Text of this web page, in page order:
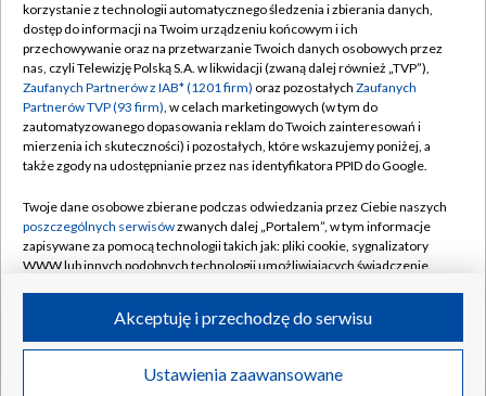
TVP
Abonament TVP
Emisja w TVP
Centrum informacji TVP
Naziemna Telewizja Cyfrowa
Rada Programowa
System NOS
Informacje o nadawcy
Program dla prasy
Regulamin TVP
Polityka prywatności
Moje zgody
Pomoc
Kontakt
Kanały
©2026 Telewizja Polska S.A. w likwidacji
korzystanie z technologii automatycznego śledzenia i zbierania danych,
dostęp do informacji na Twoim urządzeniu końcowym i ich
przechowywanie oraz na przetwarzanie Twoich danych osobowych przez
nas, czyli Telewizję Polską S.A. w likwidacji (zwaną dalej również „TVP”),
Zaufanych Partnerów z IAB* (1201 firm) oraz pozostałych Zaufanych
Partnerów TVP (93 firm), w celach marketingowych (w tym do
zautomatyzowanego dopasowania reklam do Twoich zainteresowań i
mierzenia ich skuteczności) i pozostałych, które wskazujemy poniżej, a
także zgody na udostępnianie przez nas identyfikatora PPID do Google.
Twoje dane osobowe zbierane podczas odwiedzania przez Ciebie naszych
poszczególnych serwisówzwanych dalej „Portalem”, w tym informacje
zapisywane za pomocą technologii takich jak: pliki cookie, sygnalizatory
WWW lub innych podobnych technologii umożliwiających świadczenie
ruchu w Internecie.
Twoje dane osobowe zbierane podczas odwiedzania przez Ciebie
poszczególnych serwisówna Portalu, takie jak adresy IP, identyfikatory
Ustawienia zaawansowane
Akceptuję i przechodzę do serwisu